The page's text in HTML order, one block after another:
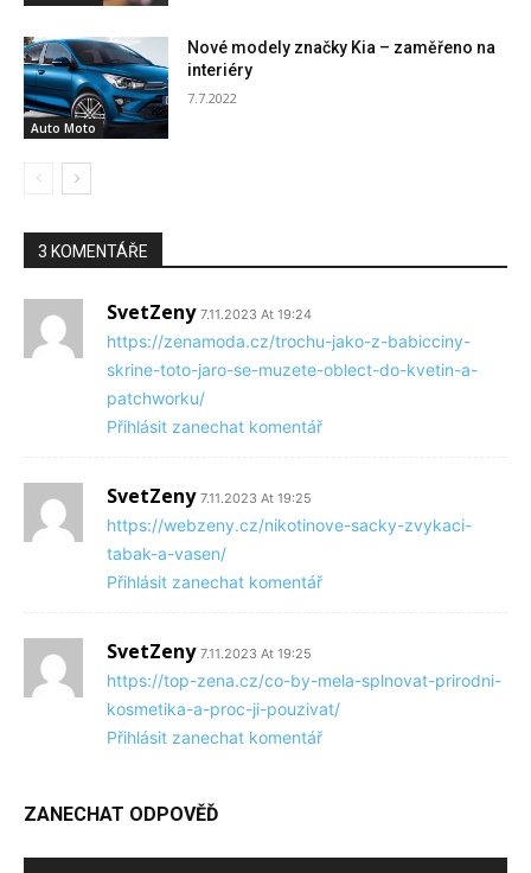
Auto Moto
Nové modely značky Kia – zaměřeno na
interiéry
7.7.2022
3 KOMENTÁŘE
SvetZeny 7.11.2023 At 19:24
https://zenamoda.cz/trochu-jako-z-babicciny-
skrine-toto-jaro-se-muzete-oblect-do-kvetin-a-
patchworku/
Přihlásit zanechat komentář
SvetZeny 7.11.2023 At 19:25
https://webzeny.cz/nikotinove-sacky-zvykaci-
tabak-a-vasen/
Přihlásit zanechat komentář
SvetZeny 7.11.2023 At 19:25
https://top-zena.cz/co-by-mela-splnovat-prirodni-
kosmetika-a-proc-ji-pouzivat/
Přihlásit zanechat komentář
ZANECHAT ODPOVĚĎ